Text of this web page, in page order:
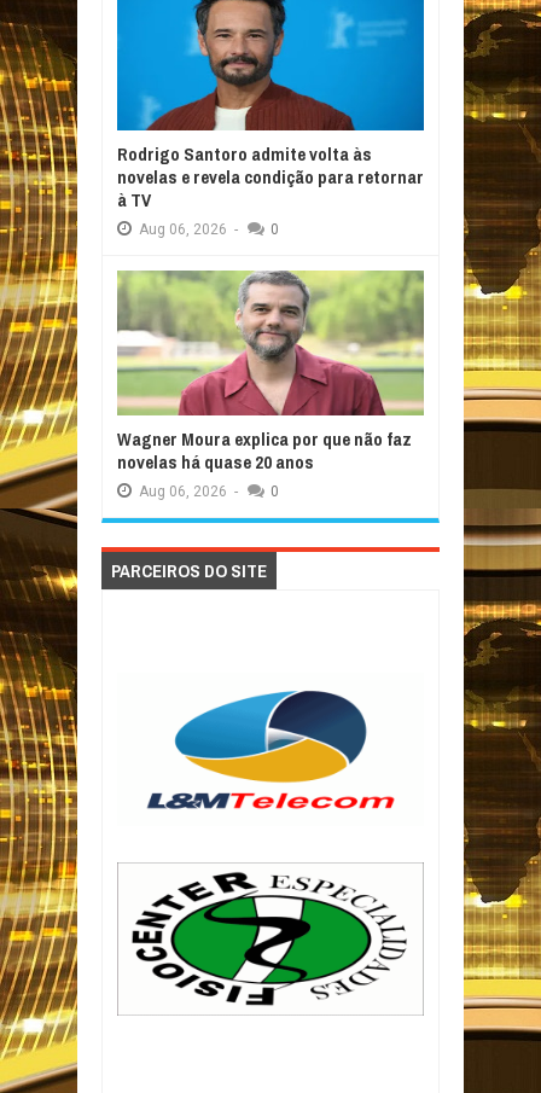
Rodrigo Santoro admite volta às
novelas e revela condição para retornar
à TV
Aug 06, 2026 - 0
Wagner Moura explica por que não faz
novelas há quase 20 anos
Aug 06, 2026 - 0
PARCEIROS DO SITE